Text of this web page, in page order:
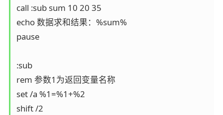
call :sub sum 10 20 35
echo 数据求和结果：%sum%
pause
:sub
rem 参数1为返回变量名称
set /a %1=%1+%2
shift /2